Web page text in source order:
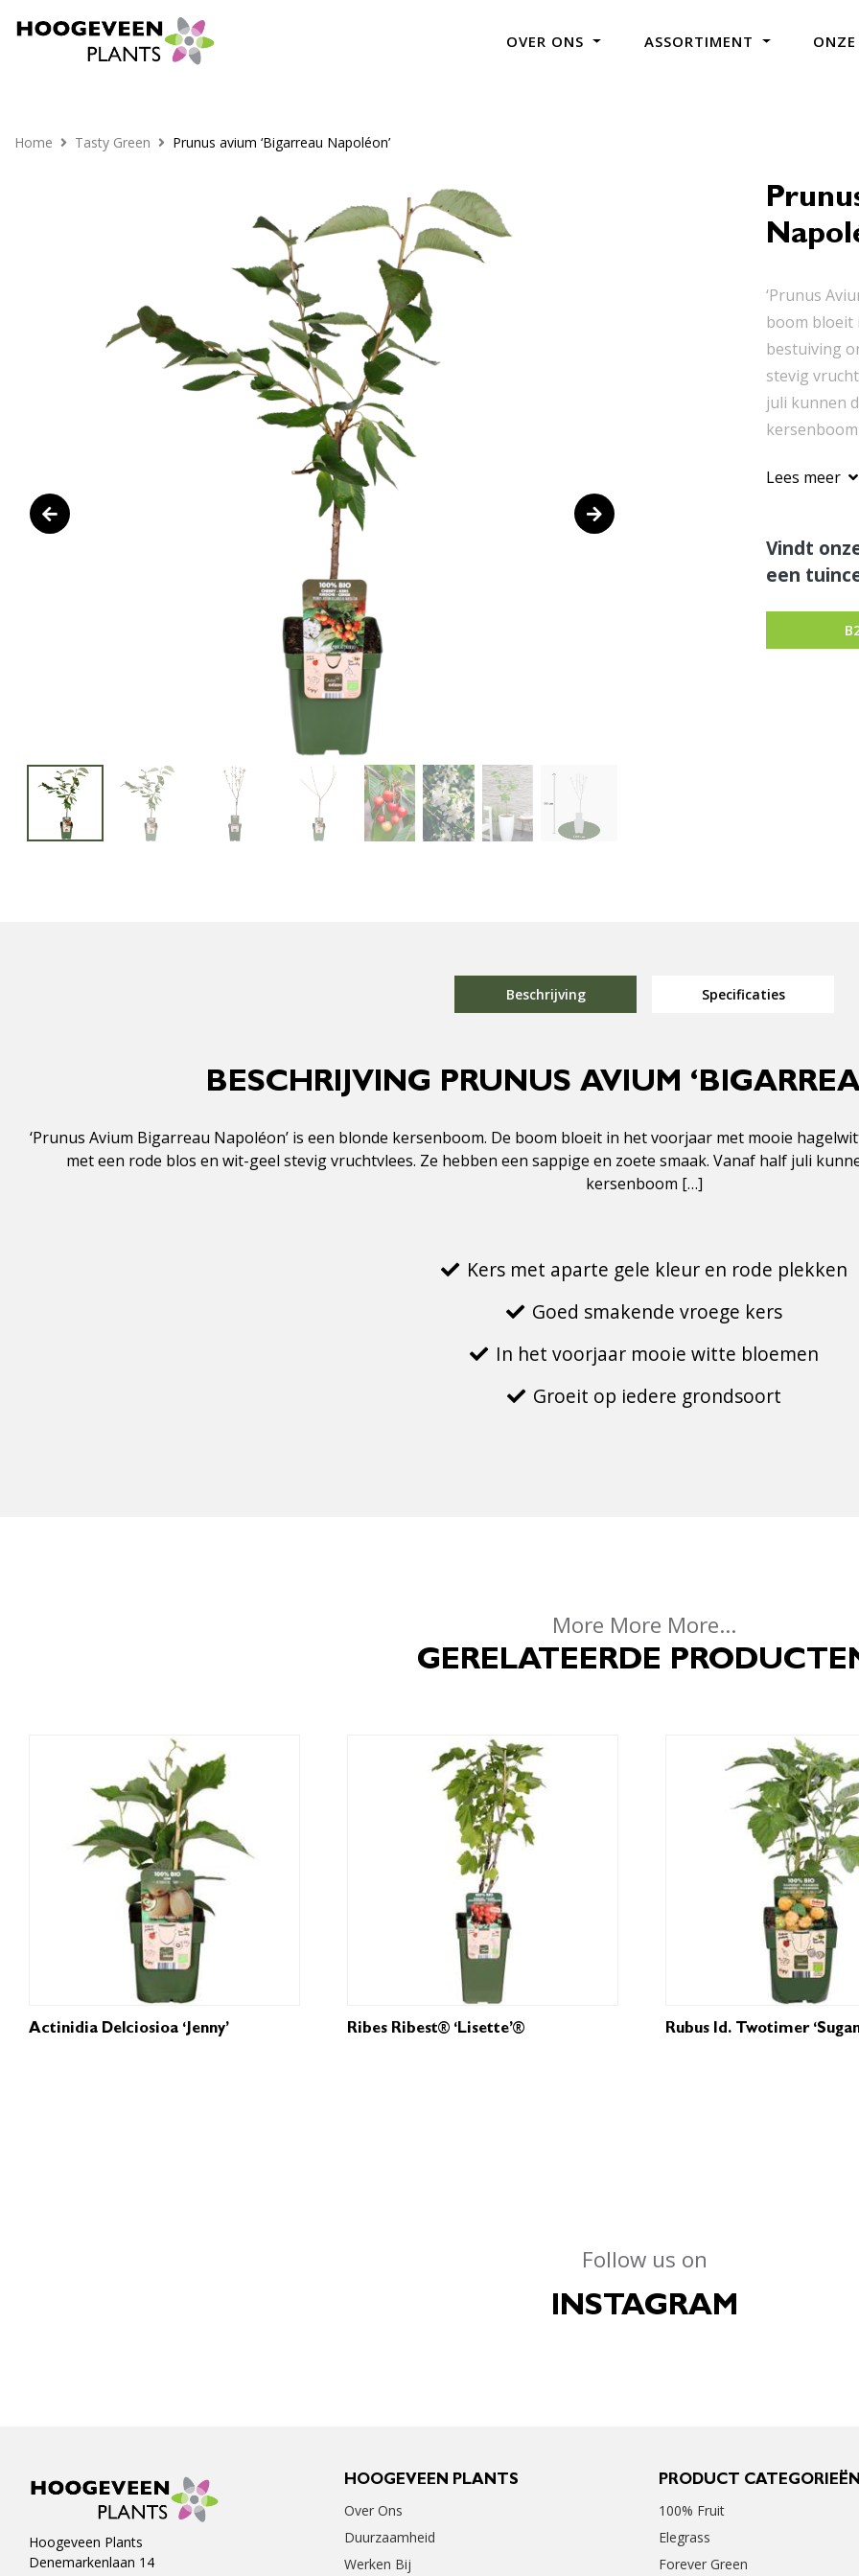
OVER ONS ASSORTIMENT
Home Tasty Green Prunus avium ‘Bigarreau Napoléon’
‘Prunus
boom bloeit
bestuiving
stevig
juli kunnen
Lees meer
Vindt
een
Beschrijving Specificaties
BESCHRIJVING PRUNUS AVIUM
‘Prunus Avium Bigarreau Napoléon’ is een blonde kersenboom. De boom bloeit in het voorjaar met mooie
met een rode blos en wit-geel stevig vruchtvlees. Ze hebben een sappige en zoete smaak. Vanaf half juli
kersenboom […]
Kers met aparte gele kleur en rode plekken
Goed smakende vroege kers
In het voorjaar mooie witte bloemen
Groeit op iedere grondsoort
More More More...
GERELATEERDE
Actinidia Delciosioa ‘Jenny’ Ribes Ribest® ‘Lisette’® Rubus Id. Twotimer
Follow us on
INSTAGRAM
Hoogeveen Plants
Denemarkenlaan 14
HOOGEVEEN PLANTS
Over Ons
Duurzaamheid
Werken Bij
PRODUCT
100% Fruit
Elegrass
Forever Green